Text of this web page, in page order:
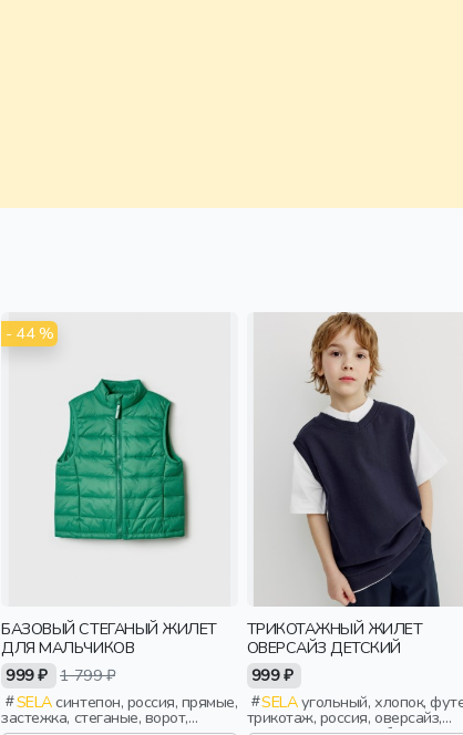
- 44 %
БАЗОВЫЙ СТЕГАНЫЙ ЖИЛЕТ
ДЛЯ МАЛЬЧИКОВ
999 ₽ 1 799 ₽
SELAсинтепон, россия, прямые,
застежка, стеганые, ворот,
ТРИКОТАЖНЫЙ ЖИЛЕТ
ОВЕРСАЙЗ ДЕТСКИЙ
999 ₽
SELAугольный, хлопок, футер,
трикотаж, россия, оверсайз,